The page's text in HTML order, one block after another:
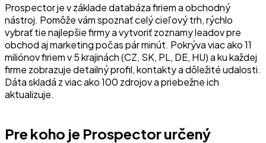
Prospector je v základe databáza firiem a obchodný
nástroj. Pomôže vám spoznať celý cieľový trh, rýchlo
vybrať tie najlepšie firmy a vytvoriť zoznamy leadov pre
obchod aj marketing počas pár minút. Pokrýva viac ako 11
miliónov firiem v 5 krajinách (CZ, SK, PL, DE, HU) a ku každej
firme zobrazuje detailný profil, kontakty a dôležité udalosti.
Dáta skladá z viac ako 100 zdrojov a priebežne ich
aktualizuje.
Pre koho je Prospector určený